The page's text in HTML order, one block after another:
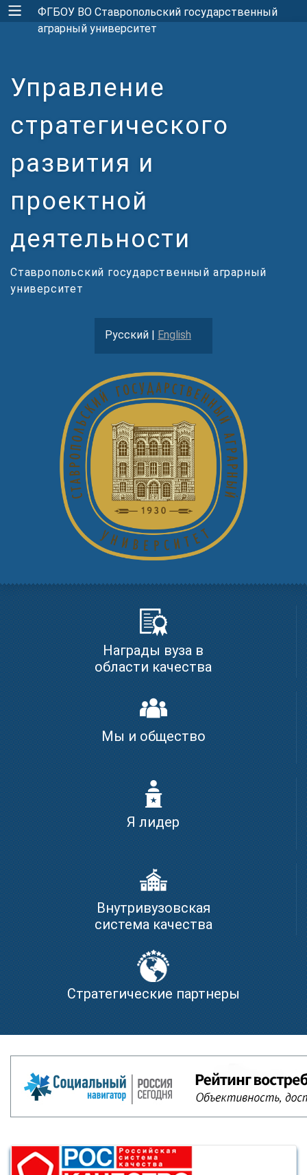
ФГБОУ ВО Ставропольский государственный
аграрный университет
Управление
стратегического
развития и
проектной
деятельности
Ставропольский государственный аграрный
университет
Русский | English
Награды вуза в
области качества
Мы и общество
Я лидер
Внутривузовская
система качества
Стратегические партнеры